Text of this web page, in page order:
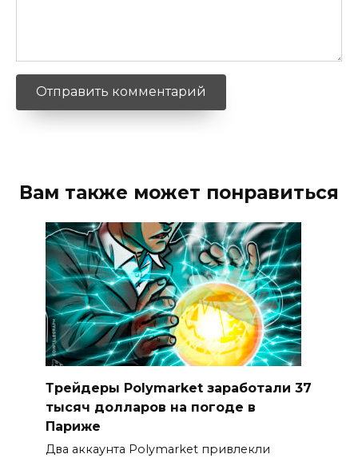
Вам также может понравиться
Трейдеры Polymarket заработали 37
тысяч долларов на погоде в
Париже
Два аккаунта Polymarket привлекли